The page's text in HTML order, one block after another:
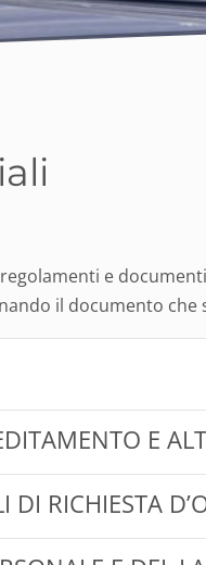
e
il documento che
E
DI RICHIESTA